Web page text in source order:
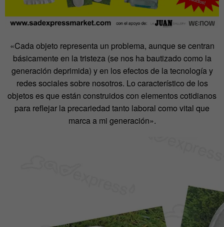
«Cada objeto representa un problema, aunque se centran
básicamente en la tristeza (se nos ha bautizado como la
generación deprimida) y en los efectos de la tecnología y
redes sociales sobre nosotros. Lo característico de los
objetos es que están construidos con elementos cotidianos
para reflejar la precariedad tanto laboral como vital que
marca a mi generación».